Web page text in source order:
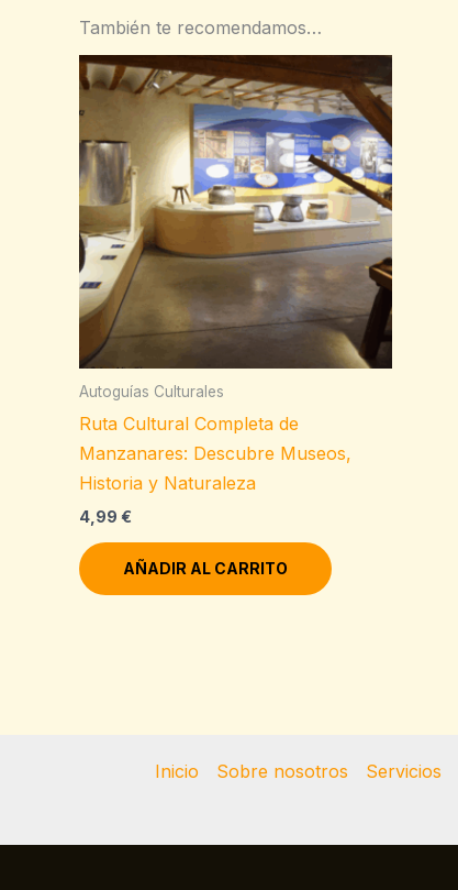
También te recomendamos…
Autoguías Culturales
Ruta Cultural Completa de
Manzanares: Descubre Museos,
Historia y Naturaleza
4,99 €
AÑADIR AL CARRITO
Inicio Sobre nosotros Servicios